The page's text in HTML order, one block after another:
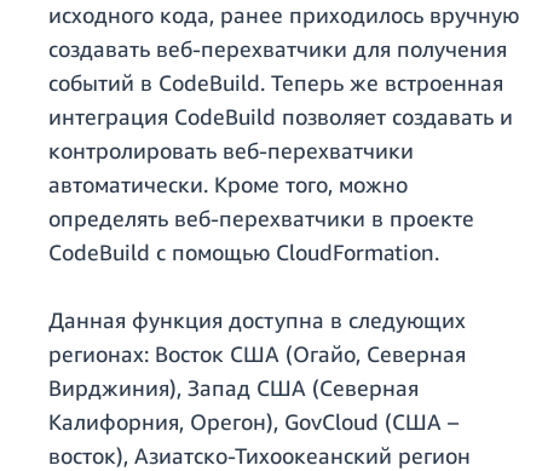
исходного кода, ранее приходилось вручную
создавать веб-перехватчики для получения
событий в CodeBuild. Теперь же встроенная
интеграция CodeBuild позволяет создавать и
контролировать веб-перехватчики
автоматически. Кроме того, можно
определять веб-перехватчики в проекте
CodeBuild с помощью CloudFormation.
Данная функция доступна в следующих
регионах: Восток США (Огайо, Северная
Вирджиния), Запад США (Северная
Калифорния, Орегон), GovCloud (США –
восток), Азиатско-Тихоокеанский регион